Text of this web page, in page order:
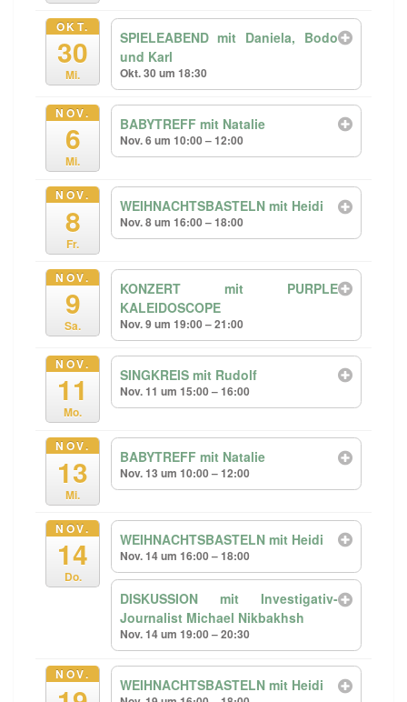
OKT.
30
Mi.
SPIELEABEND mit Daniela, Bodo
und Karl
Okt. 30 um 18:30
NOV.
6
Mi.
BABYTREFF mit Natalie
Nov. 6 um 10:00 – 12:00
NOV.
8
Fr.
WEIHNACHTSBASTELN mit Heidi
Nov. 8 um 16:00 – 18:00
NOV.
9
Sa.
KONZERT mit PURPLE
KALEIDOSCOPE
Nov. 9 um 19:00 – 21:00
NOV.
11
Mo.
SINGKREIS mit Rudolf
Nov. 11 um 15:00 – 16:00
NOV.
13
Mi.
BABYTREFF mit Natalie
Nov. 13 um 10:00 – 12:00
NOV.
14
Do.
WEIHNACHTSBASTELN mit Heidi
Nov. 14 um 16:00 – 18:00
DISKUSSION mit Investigativ-
Journalist Michael Nikbakhsh
Nov. 14 um 19:00 – 20:30
NOV.
WEIHNACHTSBASTELN mit Heidi